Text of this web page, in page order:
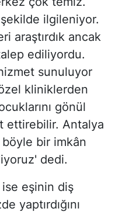
ilgileniyor.
araştırdık ancak
ediliyordu.
sunuluyor
kliniklerden
gönül
ettirebilir. Antalya
bir imkân
dedi.
eşinin diş
yaptırdığını